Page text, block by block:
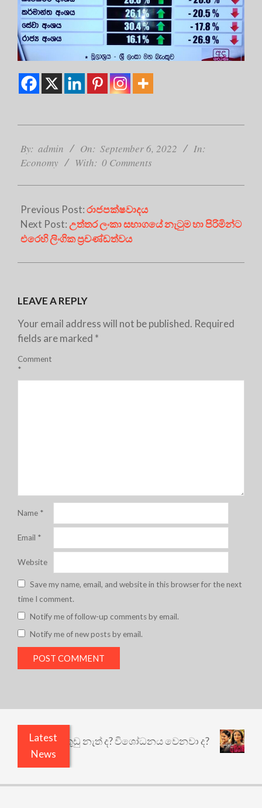
09-
06
By: admin On: September 6, 2022
In:
Economy
With: 0 Comments
Previous Post:රාජපක්ෂවාදය
Next Post:උත්තර ලංකා සභාගයේ නැටුම හා පිරිමින්ට
එරෙහි ලිංගික ප්‍රචණ්ඩත්වය
LEAVE A REPLY
Your email address will not be published. Required
fields are marked *
Comment
*
Name *
Email *
Website
Save my name, email, and website in this browser for the next
time I comment.
Notify me of follow-up comments by email.
Notify me of new posts by email.
Latest
News
ඇතුළෙයි කුඩු නැත් ද? විශෝධනය වෙනවා ද?